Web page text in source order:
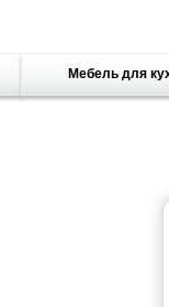
Мебель для